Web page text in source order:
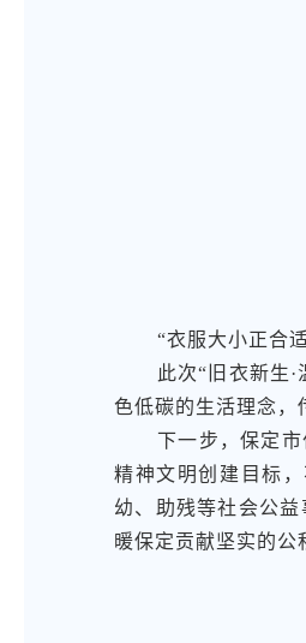
“衣服大小正合
此次“旧衣新生
色低碳的生活理念，
下一步，保定
精神文明创建目标
幼、助残等社会公
暖保定贡献坚实的公